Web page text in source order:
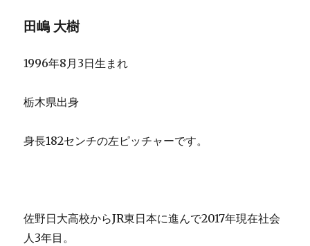
田嶋 大樹
1996年8月3日生まれ
栃木県出身
身長182センチの左ピッチャーです。
佐野日大高校からJR東日本に進んで2017年現在社会
人3年目。